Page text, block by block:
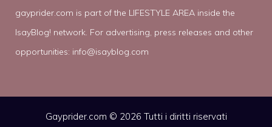
gayprider.com is part of the LIFESTYLE AREA inside the
IsayBlog! network. For advertising, press releases and other
opportunities: info@isayblog.com
Gayprider.com © 2026 Tutti i diritti riservati